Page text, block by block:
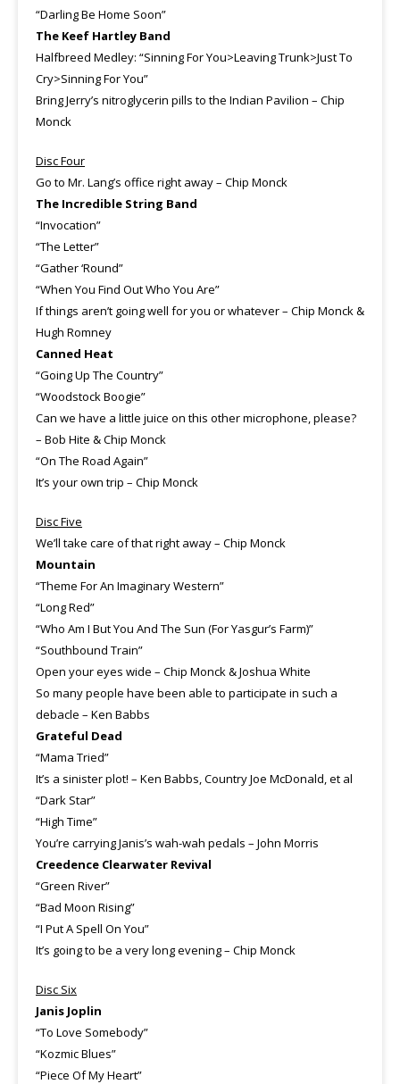
“Darling Be Home Soon”
The Keef Hartley Band
Halfbreed Medley: “Sinning For You>Leaving Trunk>Just To
Cry>Sinning For You”
Bring Jerry’s nitroglycerin pills to the Indian Pavilion – Chip
Monck
Disc Four
Go to Mr. Lang’s office right away – Chip Monck
The Incredible String Band
“Invocation”
“The Letter”
“Gather ‘Round”
“When You Find Out Who You Are”
If things aren’t going well for you or whatever – Chip Monck &
Hugh Romney
Canned Heat
“Going Up The Country”
“Woodstock Boogie”
Can we have a little juice on this other microphone, please?
– Bob Hite & Chip Monck
“On The Road Again”
It’s your own trip – Chip Monck
Disc Five
We’ll take care of that right away – Chip Monck
Mountain
“Theme For An Imaginary Western”
“Long Red”
“Who Am I But You And The Sun (For Yasgur’s Farm)”
“Southbound Train”
Open your eyes wide – Chip Monck & Joshua White
So many people have been able to participate in such a
debacle – Ken Babbs
Grateful Dead
“Mama Tried”
It’s a sinister plot! – Ken Babbs, Country Joe McDonald, et al
“Dark Star”
“High Time”
You’re carrying Janis’s wah-wah pedals – John Morris
Creedence Clearwater Revival
“Green River”
“Bad Moon Rising”
“I Put A Spell On You”
It’s going to be a very long evening – Chip Monck
Disc Six
Janis Joplin
“To Love Somebody”
“Kozmic Blues”
“Piece Of My Heart”